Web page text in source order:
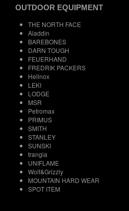
OUTDOOR EQUIPMENT
THE NORTH FACE
Aladdin
BAREBONES
DARN TOUGH
FEUERHAND
FREDRIK PACKERS
Helinox
LEKI
LODGE
MSR
Petromax
PRIMUS
SMITH
STANLEY
SUNSKI
trangia
UNIFLAME
Wolf&Grizzly
MOUNTAIN HARD WEAR
SPOT ITEM